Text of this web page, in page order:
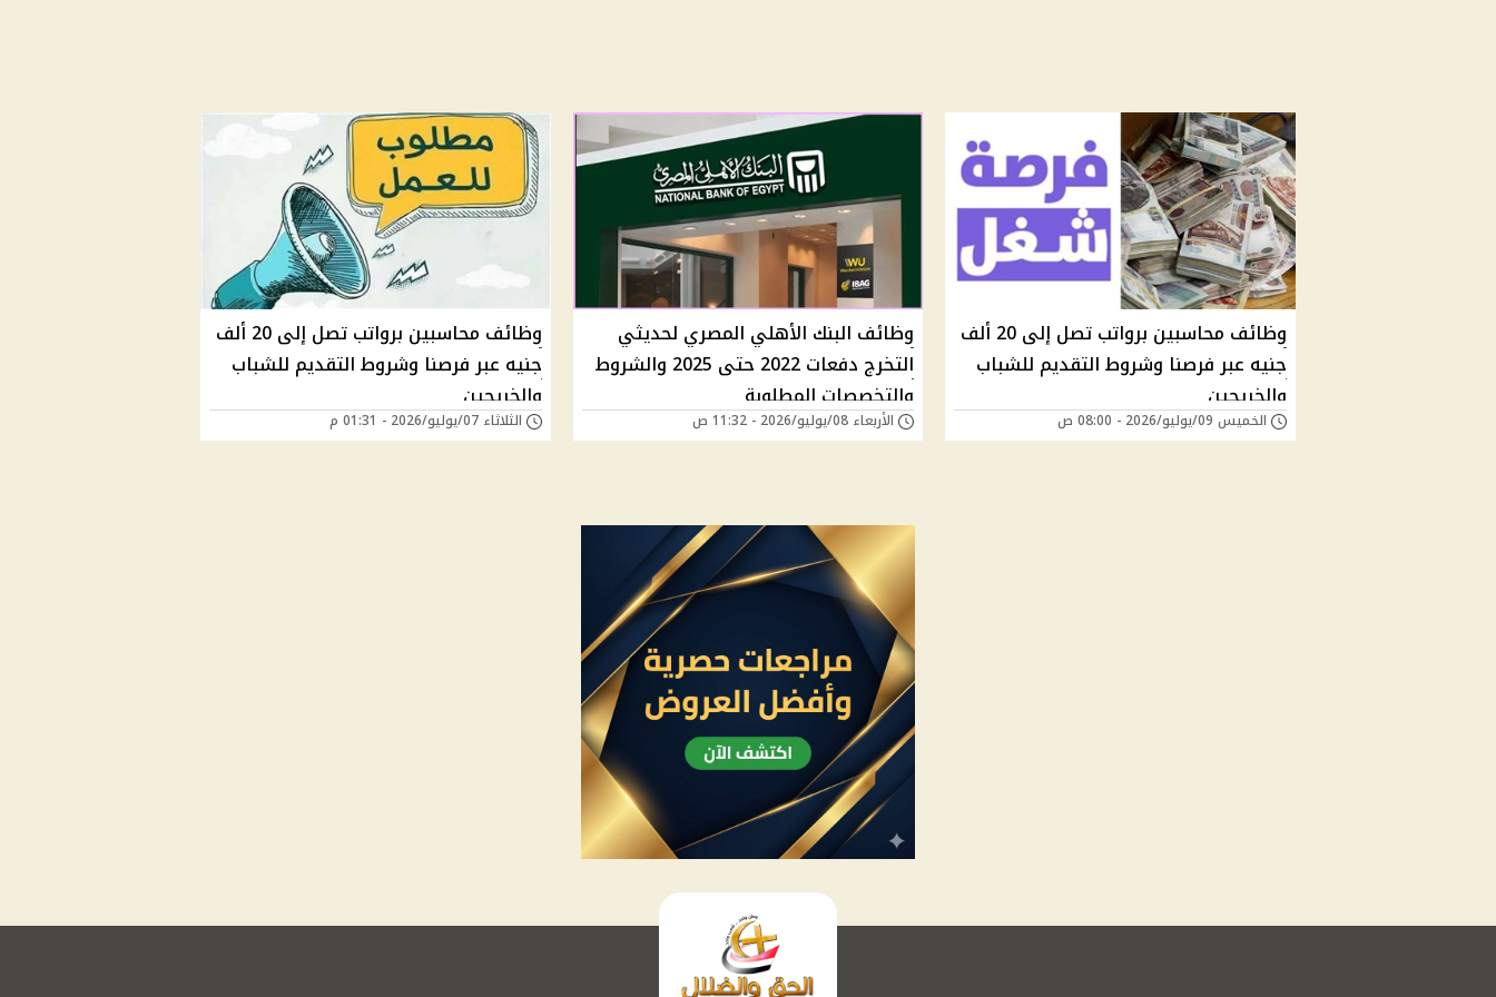
وظائف محاسبين برواتب تصل إلى 20 ألف
جنيه عبر فرصنا وشروط التقديم للشباب
والخريجين
الخميس 09/يوليو/2026 - 08:00 ص
وظائف البنك الأهلي المصري لحديثي
التخرج دفعات 2022 حتى 2025 والشروط
والتخصصات المطلوبة
الأربعاء 08/يوليو/2026 - 11:32 ص
وظائف محاسبين برواتب تصل إلى 20 ألف
جنيه عبر فرصنا وشروط التقديم للشباب
والخريجين
الثلاثاء 07/يوليو/2026 - 01:31 م